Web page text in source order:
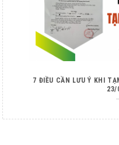
7 ĐIỀU CẦN LƯU Ý KHI
23/